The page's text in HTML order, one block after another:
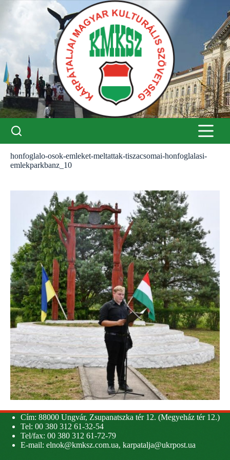
honfoglalo-osok-emleket-meltattak-tiszacsomai-honfoglalasi-
emlekparkbanz_10
Cím: 88000 Ungvár, Zsupanatszka tér 12. (Megyeház tér 12.)
Tel: 00 380 312 61-32-54
Tel/fax: 00 380 312 61-72-79
E-mail: elnok@kmksz.com.ua, karpatalja@ukrpost.ua